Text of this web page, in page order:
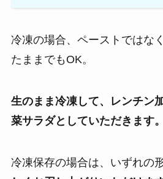
冷凍の場合、ペーストではな
たままでもOK。
生のまま冷凍して、レンチン
菜サラダとしていただきます。
冷凍保存の場合は、いずれの